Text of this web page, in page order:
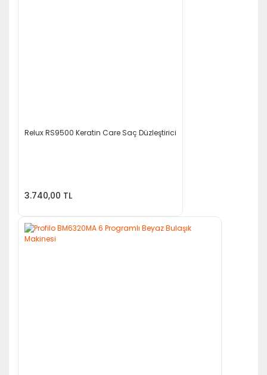
Relux RS9500 Keratin Care Saç Düzleştirici
3.740,00 TL